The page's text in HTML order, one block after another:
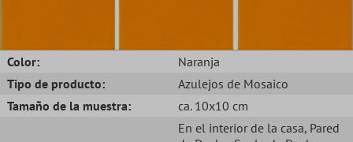
Color:
Naranja
Tipo de producto:
Azulejos de Mosaico
Tamaño de la muestra:
ca. 10x10 cm
En el interior de la casa, Pared